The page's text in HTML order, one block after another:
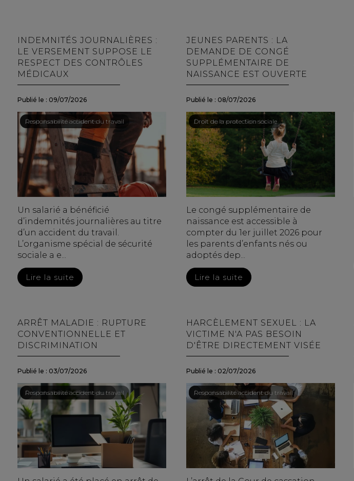
INDEMNITÉS JOURNALIÈRES :
LE VERSEMENT SUPPOSE LE
RESPECT DES CONTRÔLES
MÉDICAUX
Publié le : 09/07/2026
Droit du travail - Salariés
/Responsabilité accident du travail
Un salarié a bénéficié
d’indemnités journalières au titre
d’un accident du travail.
L’organisme spécial de sécurité
sociale a e...
Lire la suite
JEUNES PARENTS : LA
DEMANDE DE CONGÉ
SUPPLÉMENTAIRE DE
NAISSANCE EST OUVERTE
Publié le : 08/07/2026
Droit du travail - Salariés
/Droit de la protection sociale
Le congé supplémentaire de
naissance est accessible à
compter du 1er juillet 2026 pour
les parents d’enfants nés ou
adoptés dep...
Lire la suite
ARRÊT MALADIE : RUPTURE
CONVENTIONNELLE ET
DISCRIMINATION
Publié le : 03/07/2026
Droit du travail - Employeurs
/Responsabilité accident du travail
HARCÈLEMENT SEXUEL : LA
VICTIME N'A PAS BESOIN
D'ÊTRE DIRECTEMENT VISÉE
Publié le : 02/07/2026
Droit du travail - Salariés
/Responsabilité accident du travail